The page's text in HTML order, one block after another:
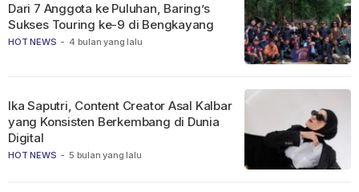
HOT NEWS - 4 bulan yang lalu
Dari 7 Anggota ke Puluhan, Baring’s
Sukses Touring ke-9 di Bengkayang
HOT NEWS - 5 bulan yang lalu
Ika Saputri, Content Creator Asal Kalbar
yang Konsisten Berkembang di Dunia
Digital